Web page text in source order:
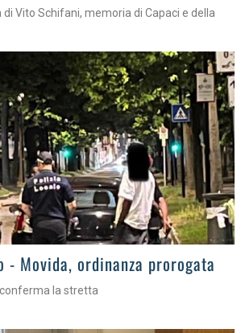
di Vito Schifani, memoria di Capaci e della
- Movida, ordinanza prorogata
la stretta